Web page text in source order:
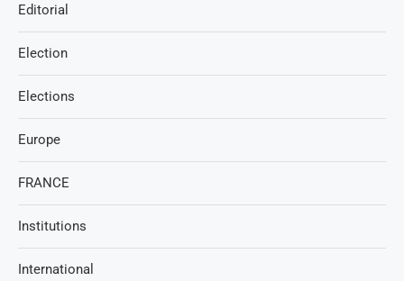
Editorial
Election
Elections
Europe
FRANCE
Institutions
International